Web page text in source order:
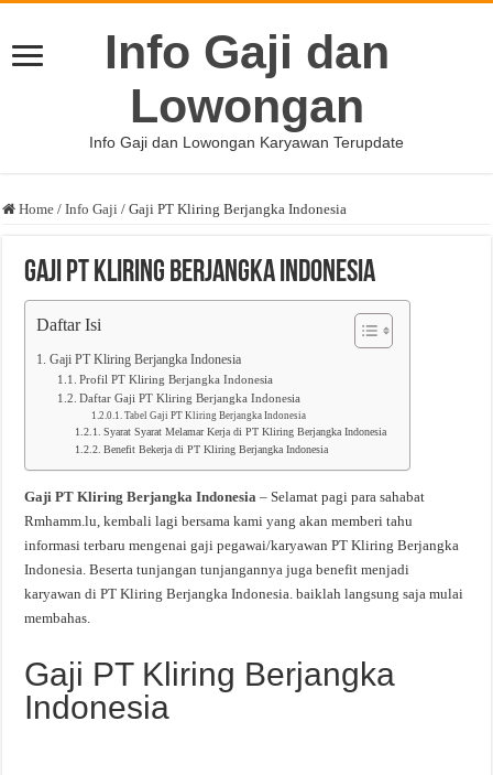
Info Gaji dan
Lowongan
Info Gaji dan Lowongan Karyawan Terupdate
Home / Info Gaji / Gaji PT Kliring Berjangka Indonesia
Gaji PT Kliring Berjangka Indonesia
Daftar Isi
Gaji PT Kliring Berjangka Indonesia
Profil PT Kliring Berjangka Indonesia
Daftar Gaji PT Kliring Berjangka Indonesia
Tabel Gaji PT Kliring Berjangka Indonesia
Syarat Syarat Melamar Kerja di PT Kliring Berjangka Indonesia
Benefit Bekerja di PT Kliring Berjangka Indonesia
Gaji PT Kliring Berjangka Indonesia – Selamat pagi para sahabat
Rmhamm.lu, kembali lagi bersama kami yang akan memberi tahu
informasi terbaru mengenai gaji pegawai/karyawan PT Kliring Berjangka
Indonesia. Beserta tunjangan tunjangannya juga benefit menjadi
karyawan di PT Kliring Berjangka Indonesia. baiklah langsung saja mulai
membahas.
Gaji PT Kliring Berjangka
Indonesia